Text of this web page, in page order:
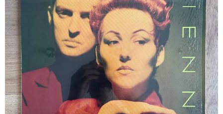
取り置きなどについて
Categories
New Arrivals
新譜
GG RECORD （当店のレーベル）